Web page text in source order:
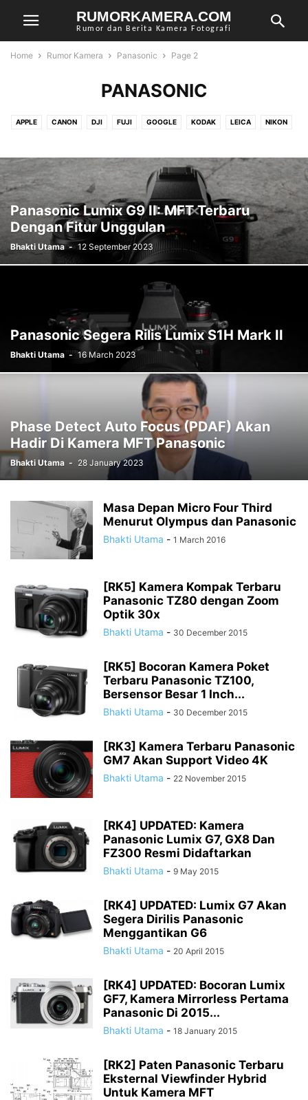
RUMORKAMERA.COM
Rumor dan Berita Kamera Fotografi
Home Rumor Kamera Panasonic Page 2
PANASONIC
APPLE CANON DJI FUJI GOOGLE KODAK LEICA NIKON
SONY
Panasonic Lumix G9 II: MFT Terbaru
Dengan Fitur Unggulan
Bhakti Utama - 12 September 2023
Panasonic Segera Rilis Lumix S1H Mark II
Bhakti Utama - 16 March 2023
Phase Detect Auto Focus (PDAF) Akan
Hadir Di Kamera MFT Panasonic
Bhakti Utama - 28 January 2023
Masa Depan Micro Four Third
Menurut Olympus dan Panasonic
Bhakti Utama - 1 March 2016
[RK5] Kamera Kompak Terbaru
Panasonic TZ80 dengan Zoom
Optik 30x
Bhakti Utama - 30 December 2015
[RK5] Bocoran Kamera Poket
Terbaru Panasonic TZ100,
Bersensor Besar 1 Inch...
Bhakti Utama - 30 December 2015
[RK3] Kamera Terbaru Panasonic
GM7 Akan Support Video 4K
Bhakti Utama - 22 November 2015
[RK4] UPDATED: Kamera
Panasonic Lumix G7, GX8 Dan
FZ300 Resmi Didaftarkan
Bhakti Utama - 9 May 2015
[RK4] UPDATED: Lumix G7 Akan
Segera Dirilis Panasonic
Menggantikan G6
Bhakti Utama - 20 April 2015
[RK4] UPDATED: Bocoran Lumix
GF7, Kamera Mirrorless Pertama
Panasonic Di 2015...
Bhakti Utama - 18 January 2015
[RK2] Paten Panasonic Terbaru
Eksternal Viewfinder Hybrid
Untuk Kamera MFT